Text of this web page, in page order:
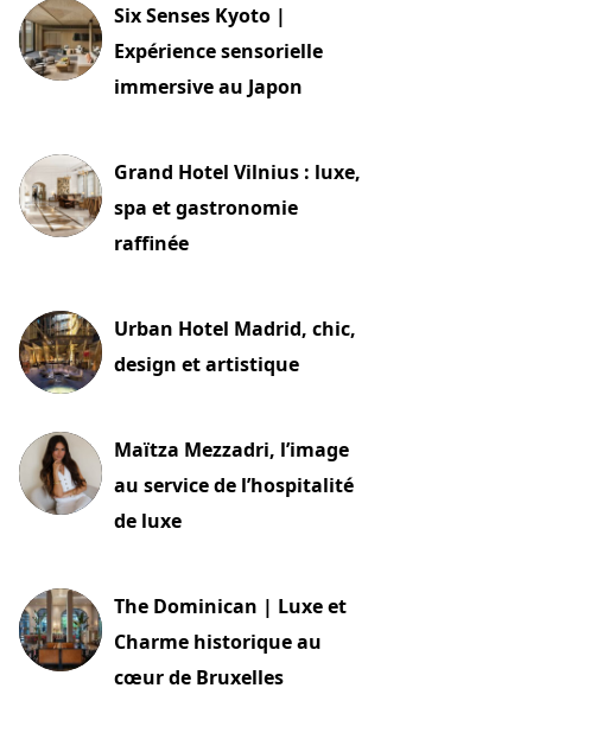
Six Senses Kyoto |
Expérience sensorielle
immersive au Japon
Grand Hotel Vilnius : luxe,
spa et gastronomie
raffinée
Urban Hotel Madrid, chic,
design et artistique
Maïtza Mezzadri, l’image
au service de l’hospitalité
de luxe
The Dominican | Luxe et
Charme historique au
cœur de Bruxelles